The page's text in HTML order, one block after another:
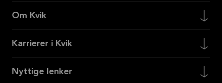
Om Kvik
Karrierer i Kvik
Nyttige lenker